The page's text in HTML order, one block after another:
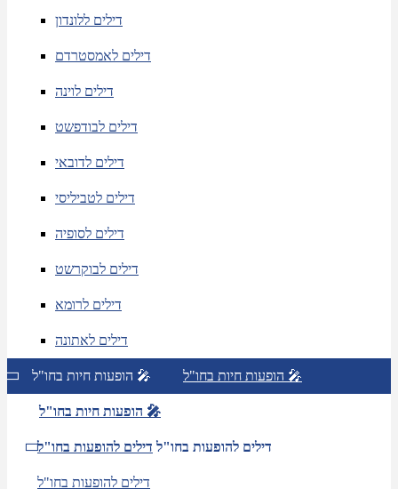
דילים ללונדון
דילים לאמסטרדם
דילים לוינה
דילים לבודפשט
דילים לדובאי
דילים לטביליסי
דילים לסופיה
דילים לבוקרשט
דילים לרומא
דילים לאתונה
הופעות חיות בחו"ל 🎤 הופעות חיות בחו"ל 🎤
הופעות חיות בחו"ל 🎤
דילים להופעות בחו"ל דילים להופעות בחו"ל
דילים להופעות בחו"ל